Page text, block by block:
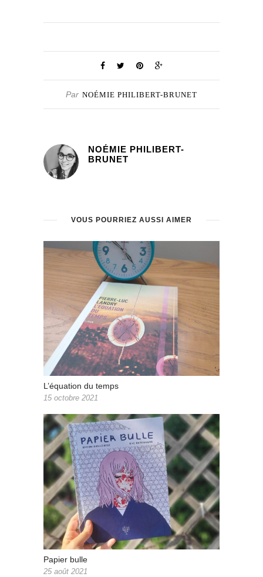
Par NOÉMIE PHILIBERT-BRUNET
NOÉMIE PHILIBERT-
BRUNET
VOUS POURRIEZ AUSSI AIMER
L’équation du temps
15 octobre 2021
Papier bulle
25 août 2021